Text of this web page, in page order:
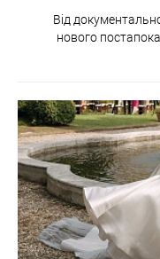
Від
нового